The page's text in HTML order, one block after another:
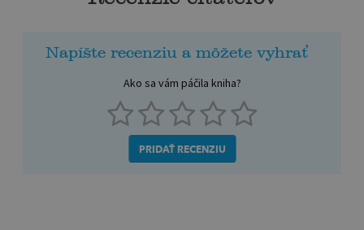
Napíšte recenziu a môžete vyhrať
Ako sa vám páčila kniha?
PRIDAŤ RECENZIU